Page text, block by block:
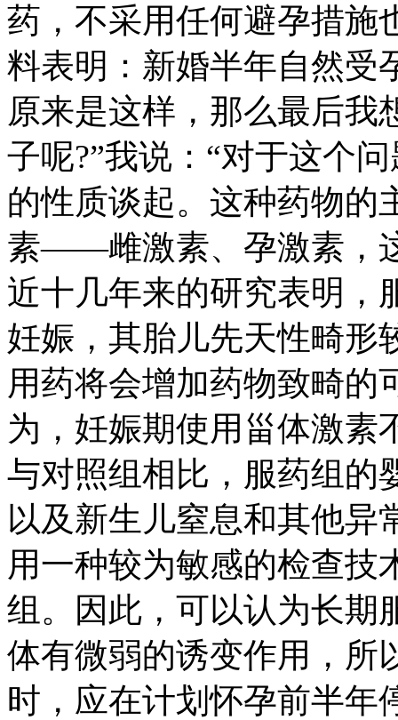
药，不采用任何避孕措施
料表明：新婚半年自然受
原来是这样，那么最后我
子呢?”我说：“对于这个
的性质谈起。这种药物的
素——雌激素、孕激素，
近十几年来的研究表明，
妊娠，其胎儿先天性畸形
用药将会增加药物致畸的
为，妊娠期使用甾体激素
与对照组相比，服药组的
以及新生儿窒息和其他异
用一种较为敏感的检查技
组。因此，可以认为长期
体有微弱的诱变作用，所
时，应在计划怀孕前半年